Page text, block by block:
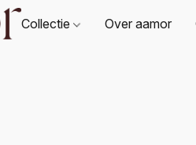
Collectie Over aamor